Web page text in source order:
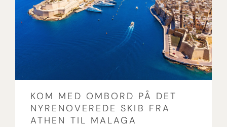
KOM MED OMBORD PÅ DET
NYRENOVEREDE SKIB FRA
ATHEN TIL MALAGA